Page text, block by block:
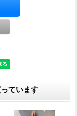
ています